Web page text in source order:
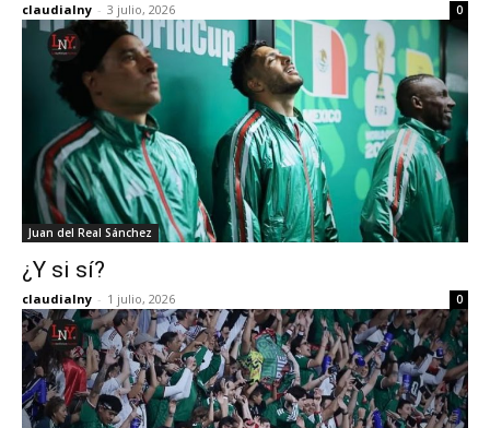
claudialny - 3 julio, 2026 0
Juan del Real Sánchez
¿Y si sí?
claudialny - 1 julio, 2026 0